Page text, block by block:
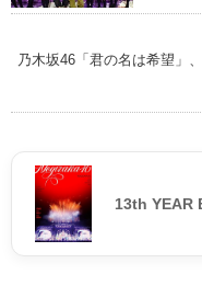
乃木坂46「君の名は希望」
13th YEAR